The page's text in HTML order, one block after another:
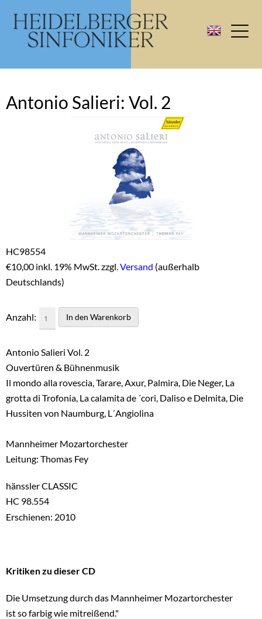
Antonio Salieri: Vol. 2
HC98554
€10,00 inkl. 19% MwSt. zzgl.Versand (außerhalb
Deutschlands)
Anzahl:
Antonio Salieri Vol. 2
Ouvertüren & Bühnenmusik
Il mondo alla rovescia, Tarare, Axur, Palmira, Die Neger, La
grotta di Trofonia, La calamita de ´cori, Daliso e Delmita, Die
Hussiten von Naumburg, L´Angiolina
Mannheimer Mozartorchester
Leitung: Thomas Fey
hänssler CLASSIC
HC 98.554
Erschienen: 2010
Kritiken zu dieser CD
Die Umsetzung durch das Mannheimer Mozartorchester
ist so farbig wie mitreißend."